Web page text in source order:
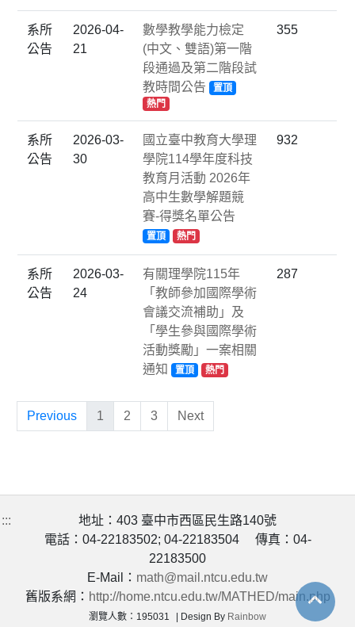
系所
公告
2026-04-
21
數學教學能力檢定
(中文、雙語)第一階
段通過及第二階段試
教時間公告 置頂
熱門
355
系所
公告
2026-03-
30
國立臺中教育大學理
學院114學年度科技
教育月活動 2026年
高中生數學解題競
賽-得獎名單公告
置頂 熱門
932
系所
公告
2026-03-
24
有關理學院115年
「教師參加國際學術
會議交流補助」及
「學生參與國際學術
活動獎勵」一案相關
通知 置頂 熱門
287
Previous 1 2 3 Next
:::
地址：403 臺中市西區民生路140號
電話：04-22183502; 04-22183504 傳真：04-
22183500
E-Mail： math@mail.ntcu.edu.tw
舊版系網： http://home.ntcu.edu.tw/MATHED/main.php
瀏覽人數：195031 Design By Rainbow